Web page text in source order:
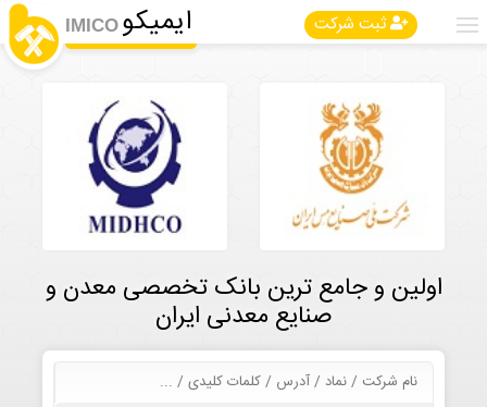
ثبت شرکت ایمیکو IMICO
اولین و جامع ترین بانک تخصصی معدن و
صنایع معدنی ایران